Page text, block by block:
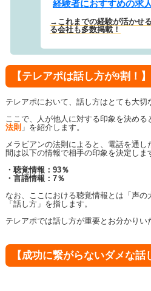
経験者におすすめの求
→これまでの経験が活かせ
る会社も多数掲載！
【テレアポは話し方が9割！】
テレアポにおいて、話し方はとても大切
ここで、人が他人に対する印象を決める
法則 」を紹介します。
メラビアンの法則によると、電話を通
間は以下の情報で相手の印象を決定しま
・聴覚情報：93％
・言語情報：7％
なお、ここにおける聴覚情報とは「声の
「話し方」を指します。
テレアポでは話し方が重要とお分かりい
【成功に繋がらないダメな話